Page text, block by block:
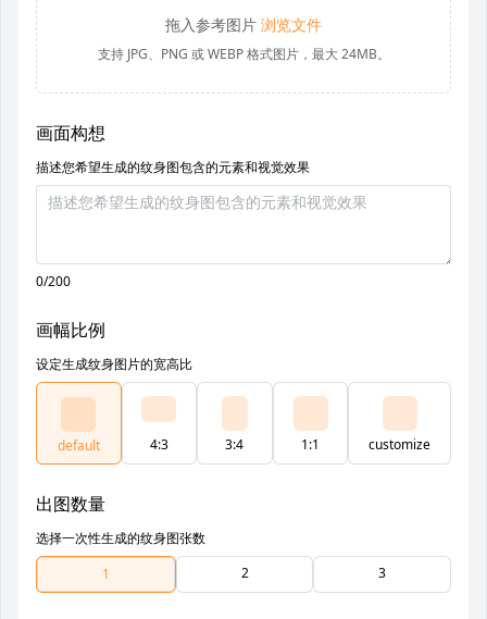
拖入参考图片 浏览文件
支持 JPG、PNG 或 WEBP 格式图片，最大 24MB。
画面构想
描述您希望生成的纹身图包含的元素和视觉效果
0/200
画幅比例
设定生成纹身图片的宽高比
default 4:3 3:4 1:1 customize
出图数量
选择一次性生成的纹身图张数
1
2 3